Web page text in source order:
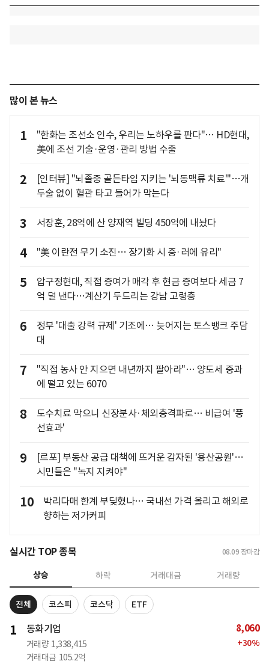
많이 본 뉴스
1
"한화는 조선소 인수, 우리는 노하우를 판다"… HD현대,
美에 조선 기술·운영·관리 방법 수출
2
[인터뷰] "뇌졸중 골든타임 지키는 '뇌동맥류 치료'"…개
두술 없이 혈관 타고 들어가 막는다
3 서장훈, 28억에 산 양재역 빌딩 450억에 내놨다
4 "美 이란전 무기 소진… 장기화 시 중·러에 유리"
5
압구정현대, 직접 증여가 매각 후 현금 증여보다 세금 7
억 덜 낸다…계산기 두드리는 강남 고령층
6
정부 '대출 강력 규제' 기조에… 늦어지는 토스뱅크 주담
대
7
"직접 농사 안 지으면 내년까지 팔아라"… 양도세 중과
에 떨고 있는 6070
8
도수치료 막으니 신장분사·체외충격파로… 비급여 '풍
선효과'
9
[르포] 부동산 공급 대책에 뜨거운 감자된 '용산공원'…
시민들은 "녹지 지켜야"
10
박리다매 한계 부딪혔나… 국내선 가격 올리고 해외로
향하는 저가커피
실시간 TOP 종목 08.09 장마감
상승 하락 거래대금 거래량
전체 코스피 코스닥 ETF
1 동화기업
거래량 1,338,415
거래대금 105.2억
8,060
+30%